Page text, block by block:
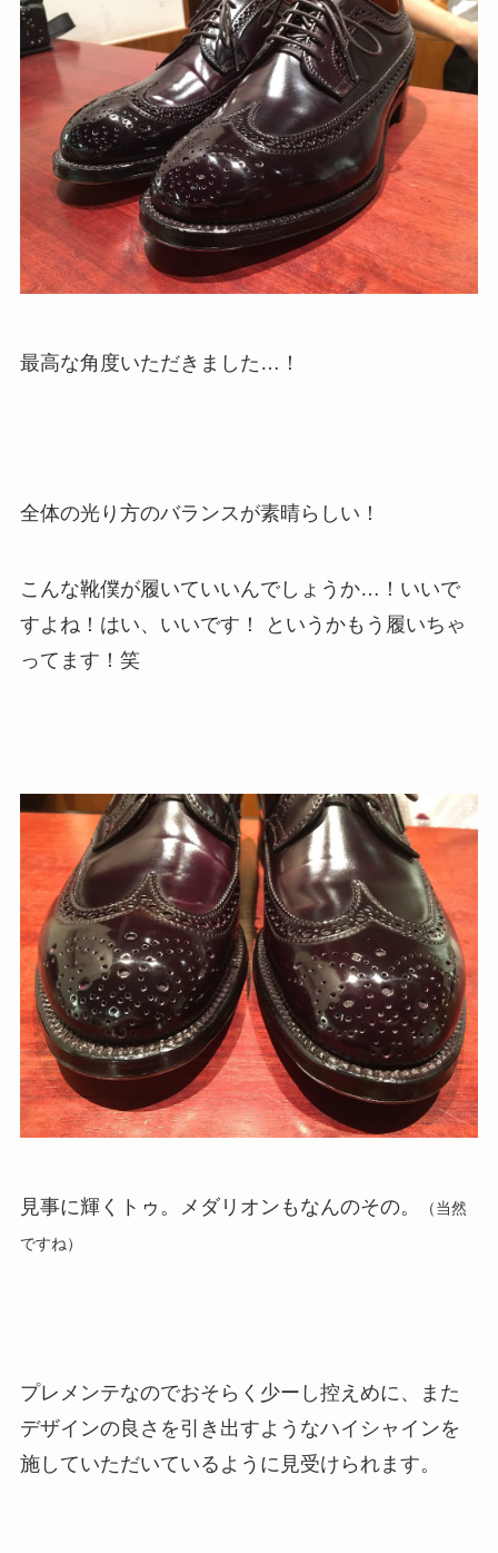
最高な角度いただきました…！
全体の光り方のバランスが素晴らしい！
こんな靴僕が履いていいんでしょうか…！いいで
すよね！はい、いいです！ というかもう履いちゃ
ってます！笑
見事に輝くトゥ。メダリオンもなんのその。
（当然
ですね）
プレメンテなのでおそらく少ーし控えめに、また
デザインの良さを引き出すようなハイシャインを
施していただいているように見受けられます。